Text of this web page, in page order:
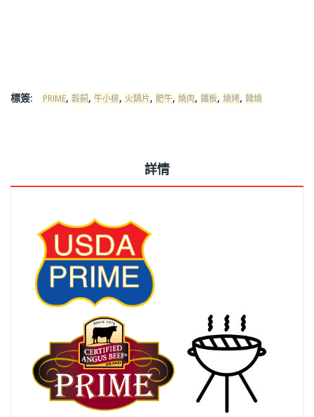
標簽: PRIME, 穀飼, 牛小排, 火鍋片, 肥牛, 燒肉, 鐵板, 燒烤, 韓燒
詳情